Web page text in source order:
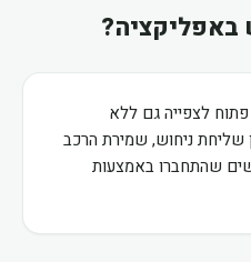
לצפייה גם ללא
שליחת ניחוש, שמירת הרכב
שהתחברו באמצעות